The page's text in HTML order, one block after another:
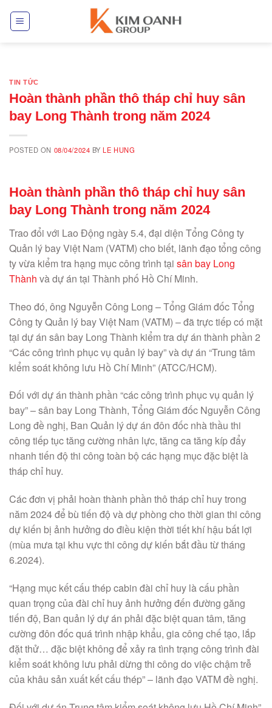
TIN TỨC
Hoàn thành phần thô tháp chỉ huy sân
bay Long Thành trong năm 2024
POSTED ON 08/04/2024 BYLE HUNG
Hoàn thành phần thô tháp chỉ huy sân
bay Long Thành trong năm 2024
Trao đổi với Lao Động ngày 5.4, đại diện Tổng Công ty
Quản lý bay Việt Nam (VATM) cho biết, lãnh đạo tổng công
ty vừa kiểm tra hạng mục công trình tại sân bay Long
Thành và dự án tại Thành phố Hồ Chí Minh.
Theo đó, ông Nguyễn Công Long – Tổng Giám đốc Tổng
Công ty Quản lý bay Việt Nam (VATM) – đã trực tiếp có mặt
tại dự án sân bay Long Thành kiểm tra dự án thành phần 2
“Các công trình phục vụ quản lý bay” và dự án “Trung tâm
kiểm soát không lưu Hồ Chí Minh” (ATCC/HCM).
Đối với dự án thành phần “các công trình phục vụ quản lý
bay” – sân bay Long Thành, Tổng Giám đốc Nguyễn Công
Long đề nghị, Ban Quản lý dự án đôn đốc nhà thầu thi
công tiếp tục tăng cường nhân lực, tăng ca tăng kíp đẩy
nhanh tiến độ thi công toàn bộ các hạng mục đặc biệt là
tháp chỉ huy.
Các đơn vị phải hoàn thành phần thô tháp chỉ huy trong
năm 2024 để bù tiến độ và dự phòng cho thời gian thi công
dự kiến bị ảnh hưởng do điều kiện thời tiết khí hậu bất lợi
(mùa mưa tại khu vực thi công dự kiến bắt đầu từ tháng
6.2024).
“Hạng mục kết cấu thép cabin đài chỉ huy là cấu phần
quan trọng của đài chỉ huy ảnh hưởng đến đường găng
tiến độ, Ban quản lý dự án phải đặc biệt quan tâm, tăng
cường đôn đốc quá trình nhập khẩu, gia công chế tạo, lắp
đặt thử… đặc biệt không để xảy ra tình trạng công trình đài
kiểm soát không lưu phải dừng thi công do việc chậm trễ
của khâu sản xuất kết cấu thép” – lãnh đạo VATM đề nghị.